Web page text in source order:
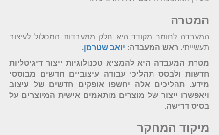
המטרה
המעבדה לחומר מקודד היא חלק ממעבדות המסלול לעיצוב
תעשייתי. ראש המעבדה: יואב שטרמן.
מטרת המעבדה היא להמציא טכנולוגיות ייצור דיגיטליות
חדשות ולבסס תהליכי עבודה עיצוביים חדשים מבוססי
מידע. תהליכים אלה יחשפו אופקים חדשים של עיצוב
ויאפשרו ייצור של מוצרים מותאמים אישית המיוצרים על
בסיס דרישה.
מיקוד המחקר